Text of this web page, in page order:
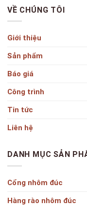
VỀ CHÚNG TÔI
Giới thiệu
Sản phẩm
Báo giá
Công trình
Tin tức
Liên hệ
DANH MỤC SẢN
Cổng nhôm đúc
Hàng rào nhôm đúc